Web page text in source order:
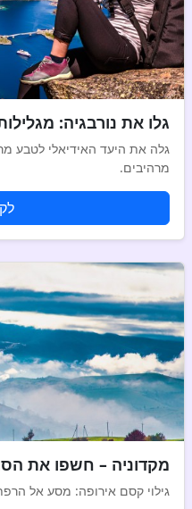
גלו את נורבגיה:
גלה את היעד האידיאלי לטבע
מרהיבים.
מקדוניה – חשפו את
גילוי קסם אירופה: מסע אל